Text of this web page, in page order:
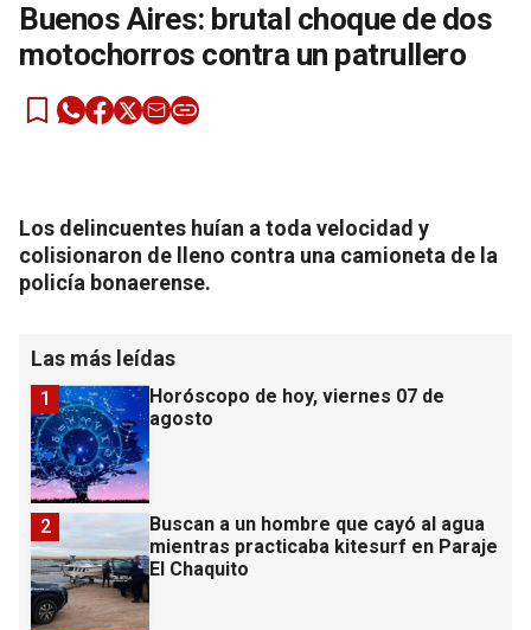
Buenos Aires: brutal choque de dos
motochorros contra un patrullero
Los delincuentes huían a toda velocidad y
colisionaron de lleno contra una camioneta de la
policía bonaerense.
Las más leídas
Horóscopo de hoy, viernes 07 de
agosto
1
Buscan a un hombre que cayó al agua
mientras practicaba kitesurf en Paraje
El Chaquito
2